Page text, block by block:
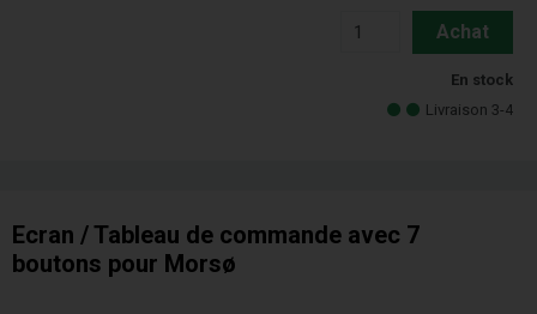
Achat
En stock
Livraison 3-4
Ecran / Tableau de commande avec 7
boutons pour Morsø